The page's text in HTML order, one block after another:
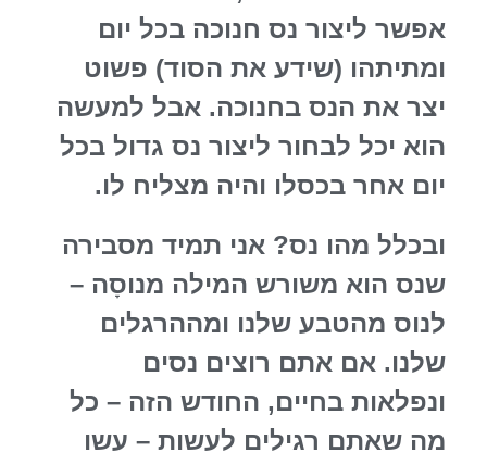
אפשר ליצור נס חנוכה בכל יום
ומתיתהו (שידע את הסוד) פשוט
יצר את הנס בחנוכה. אבל למעשה
הוא יכל לבחור ליצור נס גדול בכל
יום אחר בכסלו והיה מצליח לו.
ובכלל מהו נס? אני תמיד מסבירה
שנס הוא משורש המילה מנוסָה –
לנוס מהטבע שלנו ומההרגלים
שלנו. אם אתם רוצים נסים
ונפלאות בחיים, החודש הזה – כל
מה שאתם רגילים לעשות – עשו